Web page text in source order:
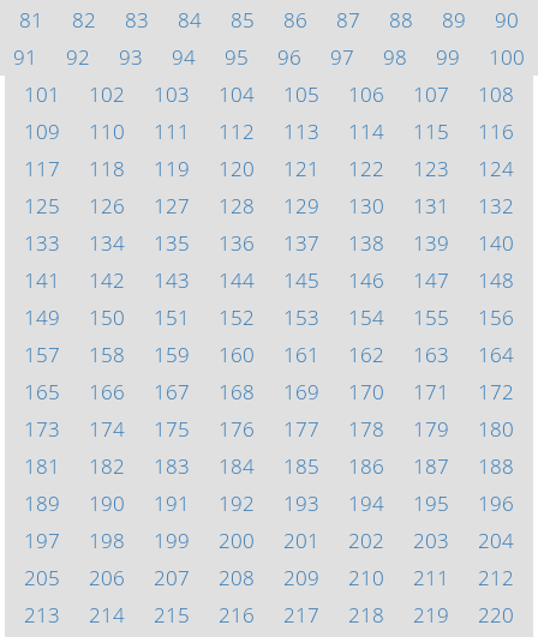
81
82 83 84 85 86 87 88 89
90
91
92 93 94 95 96 97 98 99
100
101
102 103 104 105 106 107
108
109
110 111 112 113 114 115
116
117
118 119 120 121 122 123
124
125
126 127 128 129 130 131
132
133
134 135 136 137 138 139
140
141
142 143 144 145 146 147
148
149
150 151 152 153 154 155
156
157
158 159 160 161 162 163
164
165
166 167 168 169 170 171
172
173
174 175 176 177 178 179
180
181
182 183 184 185 186 187
188
189
190 191 192 193 194 195
196
197
198 199 200 201 202 203
204
205
206 207 208 209 210 211
212
213
214 215 216 217 218 219
220